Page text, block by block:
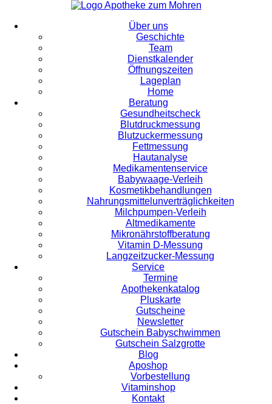
Über uns
Geschichte
Team
Dienstkalender
Öffnungszeiten
Lageplan
Home
Beratung
Gesundheitscheck
Blutdruckmessung
Blutzuckermessung
Fettmessung
Hautanalyse
Medikamentenservice
Babywaage-Verleih
Kosmetikbehandlungen
Nahrungsmittelunverträglichkeiten
Milchpumpen-Verleih
Altmedikamente
Mikronährstoffberatung
Vitamin D-Messung
Langzeitzucker-Messung
Service
Termine
Apothekenkatalog
Pluskarte
Gutscheine
Newsletter
Gutschein Babyschwimmen
Gutschein Salzgrotte
Blog
Aposhop
Vorbestellung
Vitaminshop
Kontakt